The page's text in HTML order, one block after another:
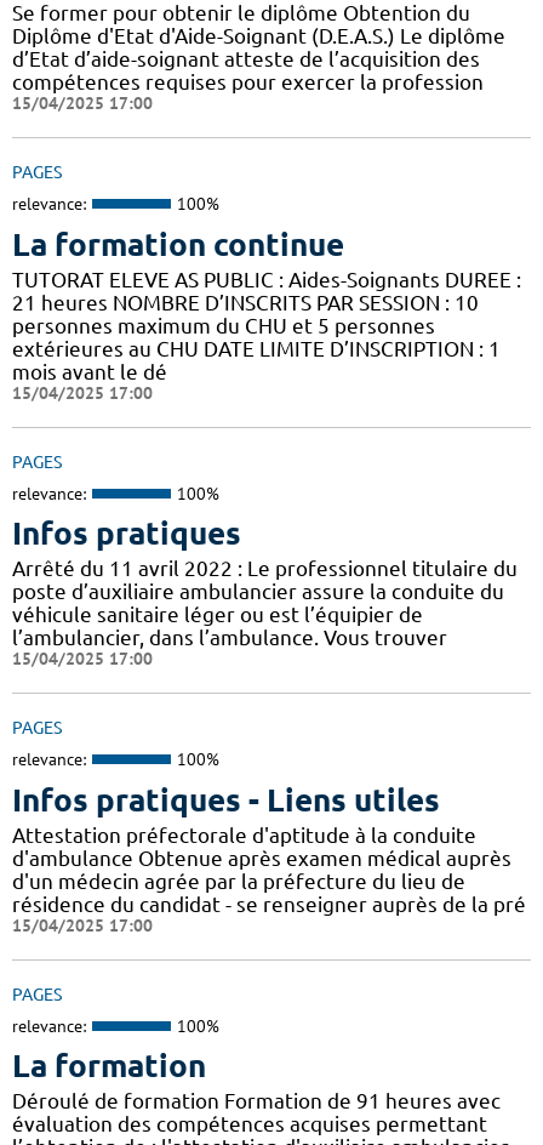
Se former pour obtenir le diplôme Obtention du
Diplôme d'Etat d'Aide-Soignant (D.E.A.S.) Le diplôme
d’Etat d’aide-soignant atteste de l’acquisition des
compétences requises pour exercer la profession
15/04/2025 17:00
PAGES
relevance: 100%
La formation continue
TUTORAT ELEVE AS PUBLIC : Aides-Soignants DUREE :
21 heures NOMBRE D’INSCRITS PAR SESSION : 10
personnes maximum du CHU et 5 personnes
extérieures au CHU DATE LIMITE D’INSCRIPTION : 1
mois avant le dé
15/04/2025 17:00
PAGES
relevance: 100%
Infos pratiques
Arrêté du 11 avril 2022 : Le professionnel titulaire du
poste d’auxiliaire ambulancier assure la conduite du
véhicule sanitaire léger ou est l’équipier de
l’ambulancier, dans l’ambulance. Vous trouver
15/04/2025 17:00
PAGES
relevance: 100%
Infos pratiques - Liens utiles
Attestation préfectorale d'aptitude à la conduite
d'ambulance Obtenue après examen médical auprès
d'un médecin agrée par la préfecture du lieu de
résidence du candidat - se renseigner auprès de la pré
15/04/2025 17:00
PAGES
relevance: 100%
La formation
Déroulé de formation Formation de 91 heures avec
évaluation des compétences acquises permettant